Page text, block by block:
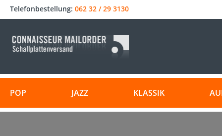
Telefonbestellung: 062 32 / 29 3130
POP JAZZ KLASSIK